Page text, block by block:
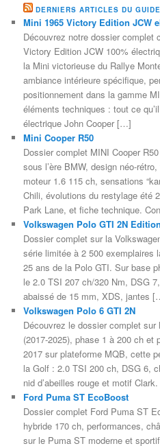
DERNIERS ARTICLES DU
Mini 1965 Victory Edition JCW
Découvrez notre dossier complet
Victory Edition JCW 100%
la Mini victorieuse du Rallye
ambiance intérieure spécifique,
positionnement dans la gamme
éléments techniques : tout ce
électrique John Cooper […]
Mini Cooper R50
Dossier complet MINI Cooper
sous l’ère BMW, design néo-
moteur 1.6 115 ch, sensations
Chili, évolutions du restylage été
Park Lane, et fiche technique.
Volkswagen Polo GTI 2N
Dossier complet sur la
série limitée à 2 500 exemplaires
25 ans de la Polo GTI. Sur base
le 2.0 TSI 207 ch/320 Nm, DSG
abaissé de 15 mm, XDS, jantes
Volkswagen Polo 6 GTI 2N
Découvrez le dossier complet sur
(2017-2025), phase 1 à 200 ch et
2017 sur plateforme MQB, cette
la Golf : 2.0 TSI 200 ch, DSG 6,
nid d’abeilles rouge et motif
Ford Puma ST EcoBoost
Dossier complet Ford Puma ST
hybride 170 ch, performances,
sur le Puma ST moderne et